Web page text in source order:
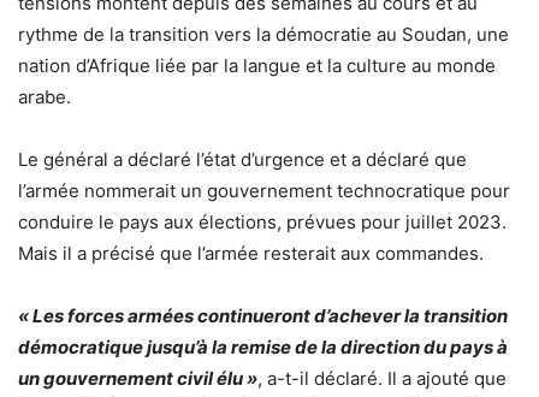
rythme de la transition vers la démocratie au Soudan, une
nation d’Afrique liée par la langue et la culture au monde
arabe.
Le général a déclaré l’état d’urgence et a déclaré que
l’armée nommerait un gouvernement technocratique pour
conduire le pays aux élections, prévues pour juillet 2023.
Mais il a précisé que l’armée resterait aux commandes.
« Les forces armées continueront d’achever la transition
démocratique jusqu’à la remise de la direction du pays à
un gouvernement civil élu », a-t-il déclaré. Il a ajouté que